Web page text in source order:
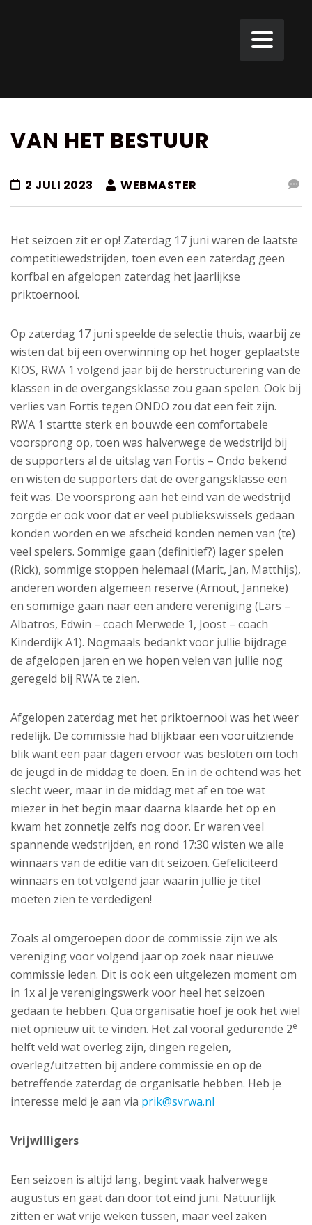
VAN HET BESTUUR
2 JULI 2023 WEBMASTER
Het seizoen zit er op! Zaterdag 17 juni waren de laatste
competitiewedstrijden, toen even een zaterdag geen
korfbal en afgelopen zaterdag het jaarlijkse
priktoernooi.
Op zaterdag 17 juni speelde de selectie thuis, waarbij ze
wisten dat bij een overwinning op het hoger geplaatste
KIOS, RWA 1 volgend jaar bij de herstructurering van de
klassen in de overgangsklasse zou gaan spelen. Ook bij
verlies van Fortis tegen ONDO zou dat een feit zijn.
RWA 1 startte sterk en bouwde een comfortabele
voorsprong op, toen was halverwege de wedstrijd bij
de supporters al de uitslag van Fortis – Ondo bekend
en wisten de supporters dat de overgangsklasse een
feit was. De voorsprong aan het eind van de wedstrijd
zorgde er ook voor dat er veel publiekswissels gedaan
konden worden en we afscheid konden nemen van (te)
veel spelers. Sommige gaan (definitief?) lager spelen
(Rick), sommige stoppen helemaal (Marit, Jan, Matthijs),
anderen worden algemeen reserve (Arnout, Janneke)
en sommige gaan naar een andere vereniging (Lars –
Albatros, Edwin – coach Merwede 1, Joost – coach
Kinderdijk A1). Nogmaals bedankt voor jullie bijdrage
de afgelopen jaren en we hopen velen van jullie nog
geregeld bij RWA te zien.
Afgelopen zaterdag met het priktoernooi was het weer
redelijk. De commissie had blijkbaar een vooruitziende
blik want een paar dagen ervoor was besloten om toch
de jeugd in de middag te doen. En in de ochtend was het
slecht weer, maar in de middag met af en toe wat
miezer in het begin maar daarna klaarde het op en
kwam het zonnetje zelfs nog door. Er waren veel
spannende wedstrijden, en rond 17:30 wisten we alle
winnaars van de editie van dit seizoen. Gefeliciteerd
winnaars en tot volgend jaar waarin jullie je titel
moeten zien te verdedigen!
Zoals al omgeroepen door de commissie zijn we als
vereniging voor volgend jaar op zoek naar nieuwe
commissie leden. Dit is ook een uitgelezen moment om
in 1x al je verenigingswerk voor heel het seizoen
gedaan te hebben. Qua organisatie hoef je ook het wiel
niet opnieuw uit te vinden. Het zal vooral gedurende 2e
helft veld wat overleg zijn, dingen regelen,
overleg/uitzetten bij andere commissie en op de
betreffende zaterdag de organisatie hebben. Heb je
interesse meld je aan via prik@svrwa.nl
Vrijwilligers
Een seizoen is altijd lang, begint vaak halverwege
augustus en gaat dan door tot eind juni. Natuurlijk
zitten er wat vrije weken tussen, maar veel zaken